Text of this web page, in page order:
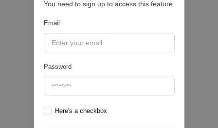
You need to sign up to access this feature.
Email
Password
Here's a checkbox
CRÉDITO DIGITAL 💰
Pipeline Valor | August